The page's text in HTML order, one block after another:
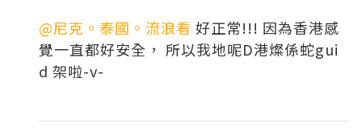
@尼克。泰國。流浪看 好正常!!! 因為香港感
覺一直都好安全， 所以我地呢D港燦係蛇gui
d 架啦-v-